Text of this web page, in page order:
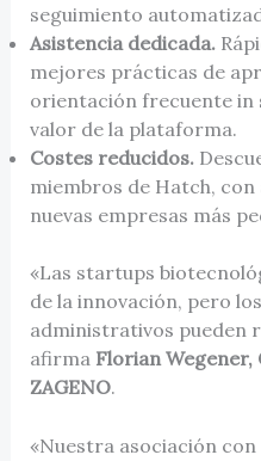
seguimiento
Asistencia dedicada.
mejores prácticas de
orientación frecuente in
valor de la plataforma.
Costes reducidos.
miembros de Hatch,
nuevas empresas más
«Las startups
de la innovación, pero
administrativos pueden
afirma Florian Wegener,
ZAGENO.
«Nuestra asociación